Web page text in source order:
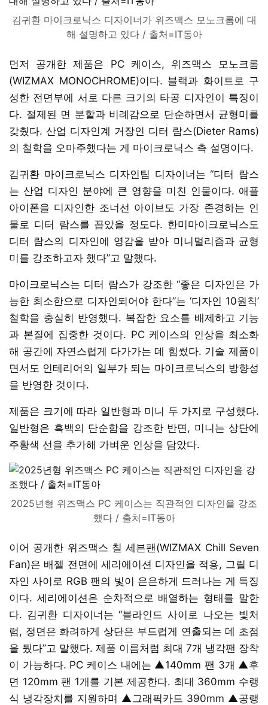
김귀환 마이크로닉스 디자이너가 위즈맥스 모노크롬에 대
해 설명하고 있다 / 출처=IT동아
먼저 공개한 제품은 PC 케이스, 위즈맥스 모노크롬
(WIZMAX MONOCHROME)이다. 블랙과 화이트로 구
성한 전면부에 서로 다른 크기의 타공 디자인이 특징이
다. 절제된 면 분할과 비례감으로 단순하면서 균형미를
갖췄다. 산업 디자인계 거장인 디터 람스(Dieter Rams)
의 철학을 오마주했다는 게 마이크로닉스 측 설명이다.
김귀환 마이크로닉스 디자인팀 디자이너는 “디터 람스
는 산업 디자인 분야에 큰 영향을 미친 인물이다. 애플
아이폰을 디자인한 조너선 아이브도 가장 존경하는 인
물로 디터 람스를 꼽았을 정도다. 한미마이크로닉스도
디터 람스의 디자인에 영감을 받아 미니멀리즘과 균형
미를 강조하고자 했다”고 말했다.
마이크로닉스는 디터 람스가 강조한 “좋은 디자인은 가
능한 최소한으로 디자인되어야 한다”는 ‘디자인 10원칙’
철학을 충실히 반영했다. 복잡한 요소를 배제하고 기능
과 본질에 집중한 것이다. PC 케이스의 인상을 최소화
해 공간에 자연스럽게 다가가는 데 힘썼다. 기술 제품이
면서도 인테리어의 일부가 되는 마이크로닉스의 방향성
을 반영한 것이다.
제품은 크기에 따라 일반형과 미니 두 가지로 구성했다.
일반형은 흑백의 단순함을 강조한 반면, 미니는 상단에
주황색 선을 추가해 가벼운 인상을 담았다.
2025년형 위즈맥스 PC 케이스는 직관적인 디자인을 강조
했다 / 출처=IT동아
이어 공개한 위즈맥스 칠 세븐팬(WIZMAX Chill Seven
Fan)은 배젤 전면에 세리에이션 디자인을 적용, 그릴 디
자인 사이로 RGB 팬의 빛이 은은하게 드러나는 게 특징
이다. 세리에이션은 순차적으로 배열하는 형태를 말한
다. 김귀환 디자이너는 “블라인드 사이로 나오는 빛처
럼, 정면은 화려하게 상단은 부드럽게 연출되는 데 초점
을 뒀다”고 말했다. 제품 이름처럼 최대 7개 냉각팬 장착
이 가능하다. PC 케이스 내에는 ▲140mm 팬 3개 ▲후
면 120mm 팬 1개를 기본 제공한다. 최대 360mm 수랭
식 냉각장치를 지원하며 ▲그래픽카드 390mm ▲공랭